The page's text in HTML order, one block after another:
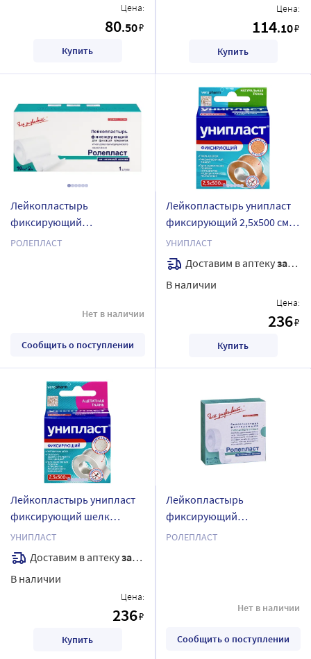
Цена:
80.50₽
Купить
Цена:
114.10₽
Купить
Лейкопластырь
фиксирующий
нестерильный ролепласт
РОЛЕПЛАСТ
Нет в наличии
Сообщить о поступлении
Лейкопластырь унипласт
фиксирующий 2,5х500 см/
натуральный/
УНИПЛАСТ
Доставим в аптекузавтра
В наличии
Цена:
236₽
Купить
Лейкопластырь унипласт
фиксирующий шелк
2,5х500 см
УНИПЛАСТ
Доставим в аптекузавтра
В наличии
Цена:
236₽
Купить
Лейкопластырь
фиксирующий
нестерильный ролепласт
РОЛЕПЛАСТ
Нет в наличии
Сообщить о поступлении